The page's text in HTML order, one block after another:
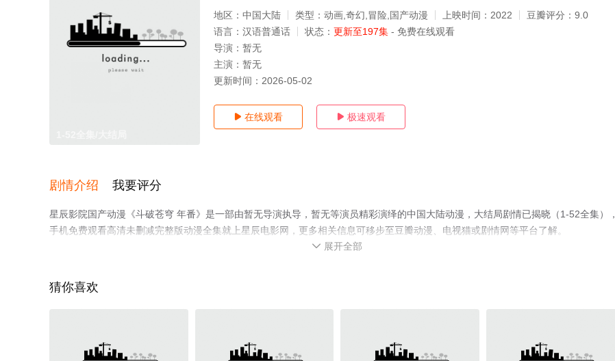
地区： 中国大陆 类型： 动画,奇幻,冒险,国产动漫 上映时间： 2022 豆瓣评分： 9.0
语言： 汉语普通话 状态： 更新至197集 - 免费在线观看
导演： 暂无
主演： 暂无
更新时间： 2026-05-02
 在线观看  极速观看
剧情介绍 我要评分
星辰影院国产动漫《斗破苍穹 年番》是一部由暂无导演执导，暂无等演员精彩演绎的中国大陆动漫，大结局剧情已揭晓（1-52全集），
手机免费观看高清未删减完整版动漫全集就上星辰电影网，更多相关信息可移步至豆瓣动漫、电视猫或剧情网等平台了解。
 展开全部
猜你喜欢